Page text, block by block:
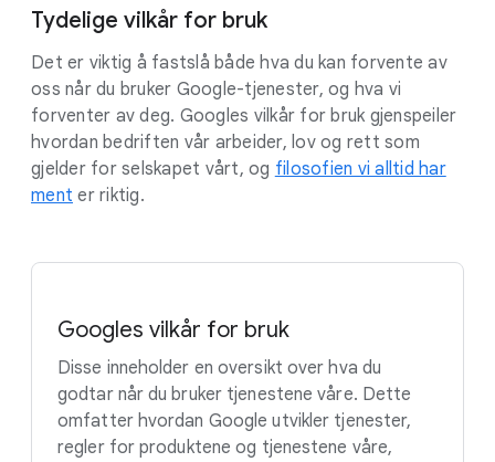
Tydelige vilkår for bruk
Det er viktig å fastslå både hva du kan forvente av
oss når du bruker Google-tjenester, og hva vi
forventer av deg. Googles vilkår for bruk gjenspeiler
hvordan bedriften vår arbeider, lov og rett som
gjelder for selskapet vårt, og filosofien vi alltid har
ment er riktig.
Googles vilkår for bruk
Disse inneholder en oversikt over hva du
godtar når du bruker tjenestene våre. Dette
omfatter hvordan Google utvikler tjenester,
regler for produktene og tjenestene våre,